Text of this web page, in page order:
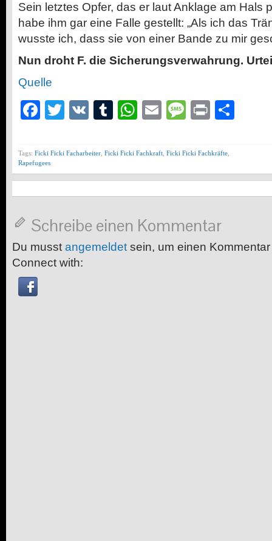
Sein letztes Opfer, das er laut Anklage am Hals
habe ihm gar eine Falle gestellt: „Als ich das
wusste ich, dass sie von einer Bande zu mir
Nun droht F. die Sicherungsverwahrung.
Quelle
Facebook
Twitter
VK Tumblr
WhatsApp
EmailMessage
Print
Tags: Ficki Ficki Facharbeiter Ficki Ficki Fachkraft Ficki Ficki Fachkräfte
Rapefugees
Schreibe einen Kommentar
Du musst angemeldet sein, um einen
Connect with: